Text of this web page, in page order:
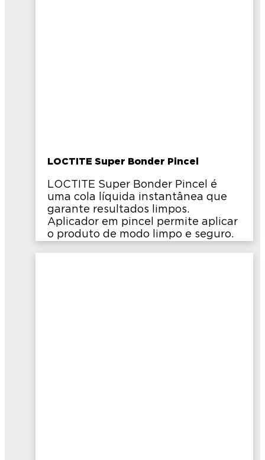
LOCTITE Super Bonder Pincel
LOCTITE Super Bonder Pincel é
uma cola líquida instantânea que
garante resultados limpos.
Aplicador em pincel permite aplicar
o produto de modo limpo e seguro.